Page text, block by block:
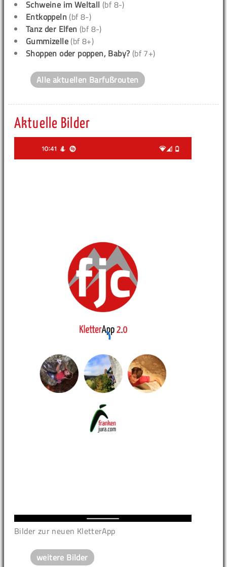
Schweine im Weltall (bf 8-)
Entkoppeln (bf 8-)
Tanz der Elfen (bf 8-)
Gummizelle (bf 8+)
Shoppen oder poppen, Baby? (bf 7+)
Alle aktuellen Barfußrouten
Aktuelle Bilder
Bilder zur neuen KletterApp
weitere Bilder